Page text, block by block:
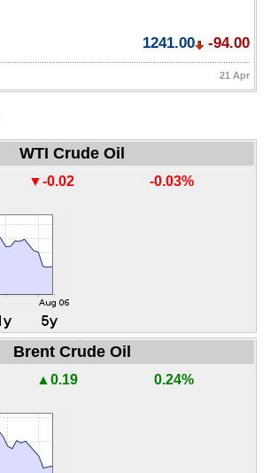
1241.00 -94.00
21 Apr
WTI Crude Oil
▼-0.02 -0.03%
Brent Crude Oil
▲0.19 0.24%